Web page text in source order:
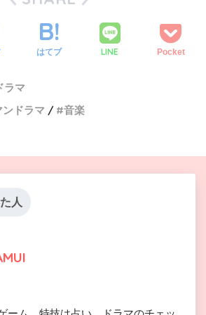
はてブ LINE Pocket
ラマ
ンドラマ 音楽
人